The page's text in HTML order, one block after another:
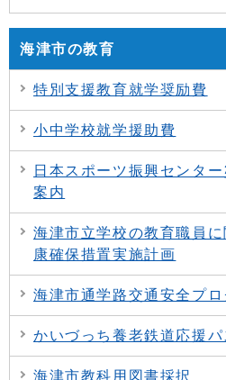
海津市の教育
特別支援教育就学奨励費
小中学校就学援助費
日本スポーツ振興センタ
案内
海津市立学校の教育職員
康確保措置実施計画
海津市通学路交通安全プ
かいづっち養老鉄道応援
海津市教科用図書採択